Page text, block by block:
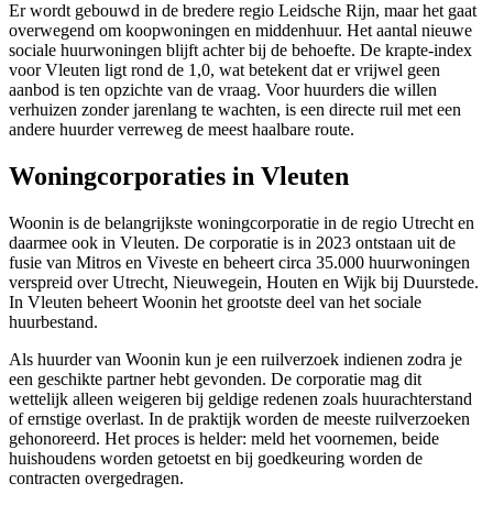
Er wordt gebouwd in de bredere regio Leidsche Rijn, maar het gaat
overwegend om koopwoningen en middenhuur. Het aantal nieuwe
sociale huurwoningen blijft achter bij de behoefte. De krapte-index
voor Vleuten ligt rond de 1,0, wat betekent dat er vrijwel geen
aanbod is ten opzichte van de vraag. Voor huurders die willen
verhuizen zonder jarenlang te wachten, is een directe ruil met een
andere huurder verreweg de meest haalbare route.
Woningcorporaties in Vleuten
Woonin is de belangrijkste woningcorporatie in de regio Utrecht en
daarmee ook in Vleuten. De corporatie is in 2023 ontstaan uit de
fusie van Mitros en Viveste en beheert circa 35.000 huurwoningen
verspreid over Utrecht, Nieuwegein, Houten en Wijk bij Duurstede.
In Vleuten beheert Woonin het grootste deel van het sociale
huurbestand.
Als huurder van Woonin kun je een ruilverzoek indienen zodra je
een geschikte partner hebt gevonden. De corporatie mag dit
wettelijk alleen weigeren bij geldige redenen zoals huurachterstand
of ernstige overlast. In de praktijk worden de meeste ruilverzoeken
gehonoreerd. Het proces is helder: meld het voornemen, beide
huishoudens worden getoetst en bij goedkeuring worden de
contracten overgedragen.